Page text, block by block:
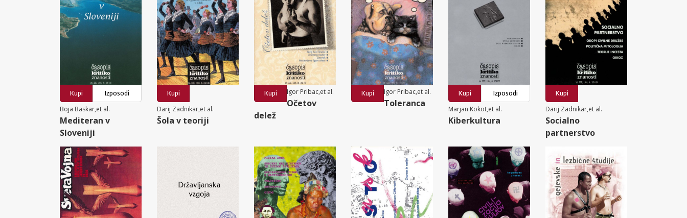
Kupi
Izposodi
Boja Baskar,et al.
Mediteran v
Sloveniji
Kupi
Darij Zadnikar,et al.
Šola v teoriji
Kupi Igor Pribac,et al.
Očetov
delež
Kupi Igor Pribac,et al.
Toleranca
Kupi
Izposodi
Marjan Kokot,et al.
Kiberkultura
Kupi
Darij Zadnikar,et al.
Socialno
partnerstvo